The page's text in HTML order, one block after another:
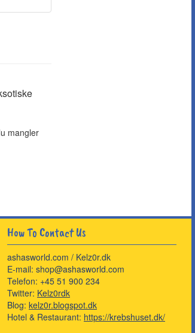
mangler
How To Contact Us
ashasworld.com / Kelz0r.dk
E-mail: shop@ashasworld.com
Telefon: +45 51 900 234
Twitter: Kelz0rdk
Blog: kelz0r.blogspot.dk
Hotel & Restaurant: https://krebshuset.dk/